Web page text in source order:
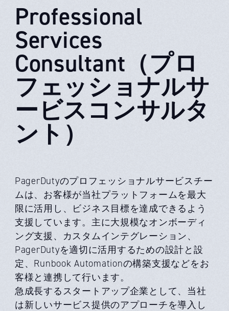
Professional
Services
Consultant（プロ
フェッショナルサ
ービスコンサルタ
ント）
PagerDutyのプロフェッショナルサービスチー
ムは、お客様が当社プラットフォームを最大
限に活用し、ビジネス目標を達成できるよう
支援しています。主に大規模なオンボーディ
ング支援、カスタムインテグレーション、
PagerDutyを適切に活用するための設計と設
定、Runbook Automationの構築支援などをお
客様と連携して行います。
急成長するスタートアップ企業として、当社
は新しいサービス提供のアプローチを導入し